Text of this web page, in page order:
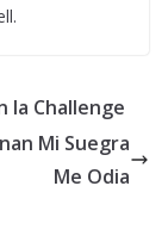
la Challenge
Mi Suegra
Me Odia